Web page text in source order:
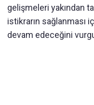
gelişmeleri yakından
istikrarın sağlanması
devam edeceğini